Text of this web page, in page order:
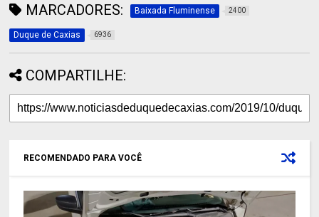
MARCADORES: Baixada Fluminense 2400
Duque de Caxias 6936
COMPARTILHE:
RECOMENDADO PARA VOCÊ